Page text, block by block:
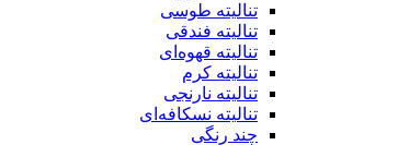
تنالیته طوسی
تنالیته فندقی
تنالیته قهوه‌ای
تنالیته کرم
تنالیته نارنجی
تنالیته نسکافه‌ای
چند رنگی